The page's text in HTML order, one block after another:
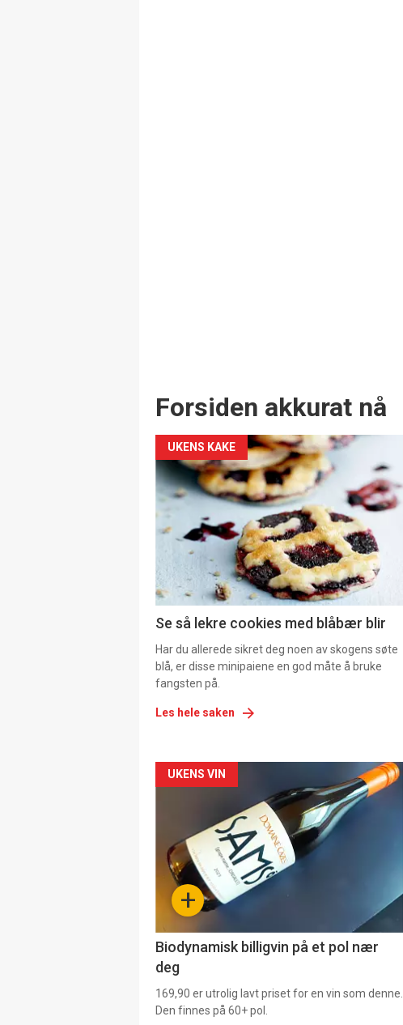
Forsiden akkurat nå
UKENS KAKE
Se så lekre cookies med blåbær blir
Har du allerede sikret deg noen av skogens søte
blå, er disse minipaiene en god måte å bruke
fangsten på.
Les hele saken
Forsiden
akkurat
nå
-
+
UKENS VIN
Biodynamisk billigvin på et pol nær
deg
169,90 er utrolig lavt priset for en vin som denne.
Den finnes på 60+ pol.